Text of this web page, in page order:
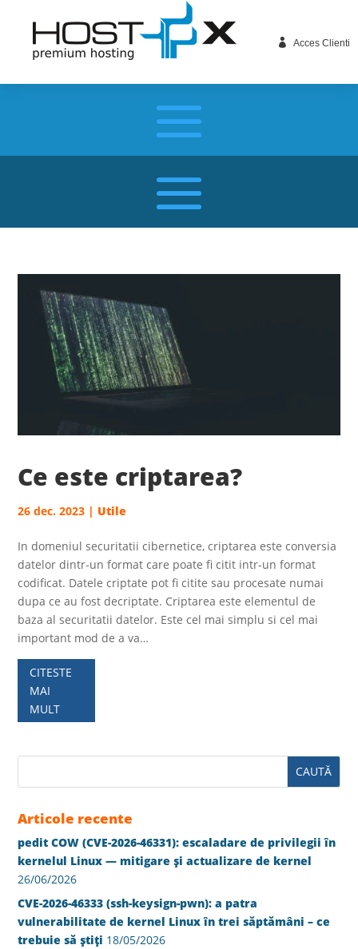
 Acces Clienti
Ce este criptarea?
26 dec. 2023 | Utile
In domeniul securitatii cibernetice, criptarea este conversia
datelor dintr-un format care poate fi citit intr-un format
codificat. Datele criptate pot fi citite sau procesate numai
dupa ce au fost decriptate. Criptarea este elementul de
baza al securitatii datelor. Este cel mai simplu si cel mai
important mod de a va…
CITESTE
MAI
MULT
Articole recente
pedit COW (CVE-2026-46331): escaladare de privilegii în
kernelul Linux — mitigare și actualizare de kernel
26/06/2026
CVE-2026-46333 (ssh-keysign-pwn): a patra
vulnerabilitate de kernel Linux în trei săptămâni – ce
trebuie să știți 18/05/2026